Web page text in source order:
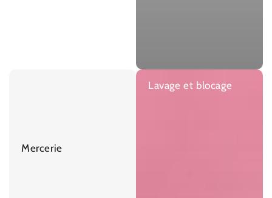
Mercerie
Lavage et blocage